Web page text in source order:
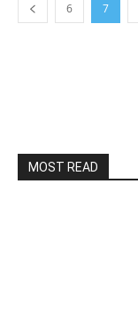
6 7
MOST READ